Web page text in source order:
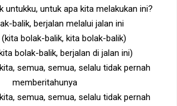
untukku, untuk apa kita melakukan ini?
balik, berjalan melalui jalan ini
bolak-balik, kita bolak-balik)
bolak-balik, berjalan di jalan ini)
semua, semua, selalu tidak pernah
memberitahunya
semua, semua, selalu tidak pernah